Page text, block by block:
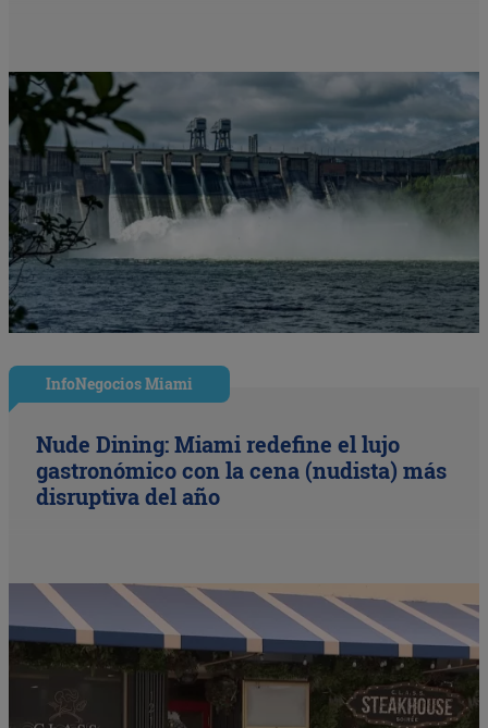
InfoNegocios Miami
Nude Dining: Miami redefine el lujo
gastronómico con la cena (nudista) más
disruptiva del año